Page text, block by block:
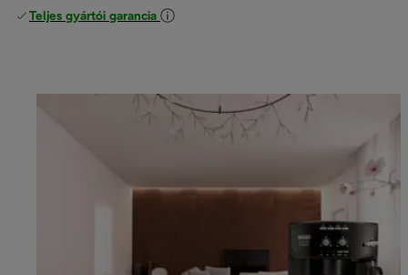
Teljes gyártói garancia